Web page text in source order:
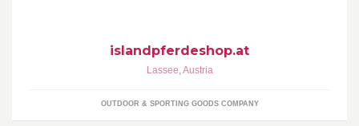
islandpferdeshop.at
Lassee,Austria
OUTDOOR & SPORTING GOODS COMPANY